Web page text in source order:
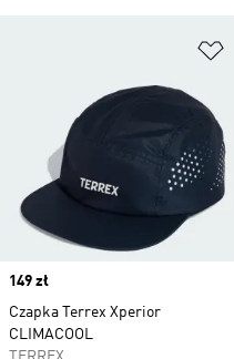
Price
149 zł
Czapka Terrex Xperior
CLIMACOOL